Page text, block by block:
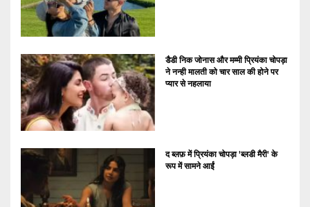
डैडी निक जोनास और मम्मी प्रियंका चोपड़ा
ने नन्ही मालती को चार साल की होने पर
प्यार से नहलाया
द ब्लफ़ में प्रियंका चोपड़ा 'ब्लडी मैरी' के
रूप में सामने आईं